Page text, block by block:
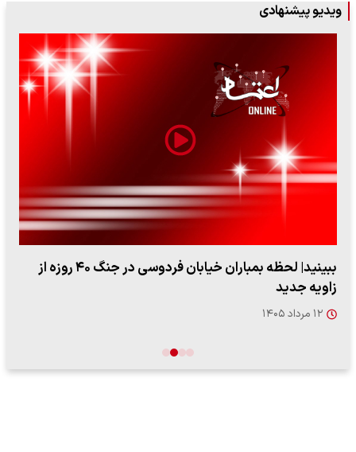
ویدیو پیشنهادی
ببینید| لحظه بمباران خیابان فردوسی در جنگ ۴۰ روزه از
زاویه جدید
۱۲ مرداد ۱۴۰۵